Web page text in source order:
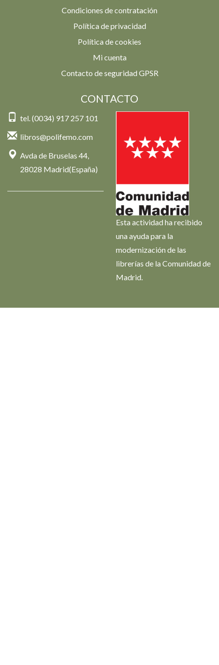
Condiciones de contratación
Política de privacidad
Política de cookies
Mi cuenta
Contacto de seguridad GPSR
CONTACTO
tel. (0034) 917 257 101
libros@polifemo.com
Avda de Bruselas 44,
28028 Madrid(España)
Esta actividad ha recibido
una ayuda para la
modernización de las
librerías de la Comunidad de
Madrid.